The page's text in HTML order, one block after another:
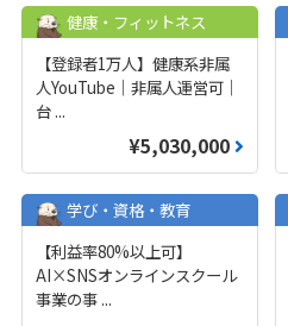
健康・フィットネス
【登録者1万人】健康系非属
人YouTube｜非属人運営可｜
台 ...
¥5,030,000
学び・資格・教育
【利益率80%以上可】
AI×SNSオンラインスクール
事業の事 ...